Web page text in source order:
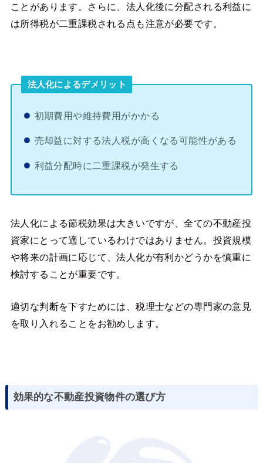
ことがあります。さらに、法人化後に分配される利益に
は所得税が二重課税される点も注意が必要です。
法人化によるデメリット
初期費用や維持費用がかかる
売却益に対する法人税が高くなる可能性がある
利益分配時に二重課税が発生する
法人化による節税効果は大きいですが、全ての不動産投
資家にとって適しているわけではありません。投資規模
や将来の計画に応じて、法人化が有利かどうかを慎重に
検討することが重要です。
適切な判断を下すためには、税理士などの専門家の意見
を取り入れることをお勧めします。
効果的な不動産投資物件の選び方